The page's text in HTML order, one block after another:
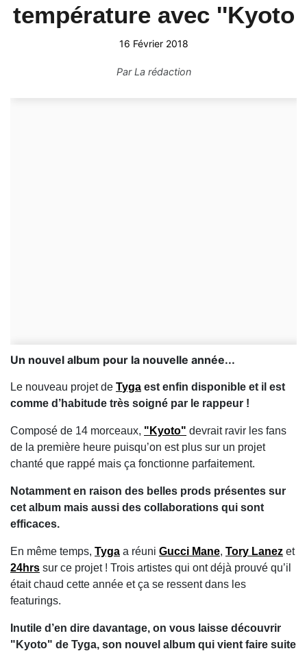
température avec ''Kyoto
16 Février 2018
ParLa rédaction
Un nouvel album pour la nouvelle année...
Le nouveau projet de Tyga est enfin disponible et il est
comme d’habitude très soigné par le rappeur !
Composé de 14 morceaux, "Kyoto" devrait ravir les fans
de la première heure puisqu’on est plus sur un projet
chanté que rappé mais ça fonctionne parfaitement.
Notamment en raison des belles prods présentes sur
cet album mais aussi des collaborations qui sont
efficaces.
En même temps, Tyga a réuni Gucci Mane, Tory Lanez et
24hrs sur ce projet ! Trois artistes qui ont déjà prouvé qu’il
était chaud cette année et ça se ressent dans les
featurings.
Inutile d’en dire davantage, on vous laisse découvrir
"Kyoto" de Tyga, son nouvel album qui vient faire suite